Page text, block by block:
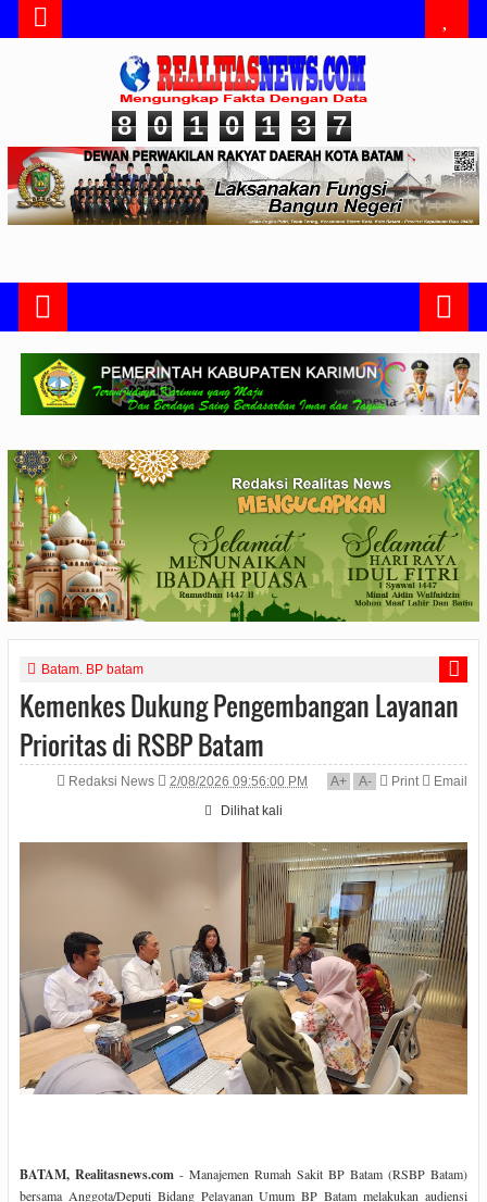
8 0 1 0 1 3 7
Batam. BP batam
Kemenkes Dukung Pengembangan Layanan
Prioritas di RSBP Batam
Redaksi News 2/08/2026 09:56:00 PM A+ A- Print
Email
Dilihat kali
BATAM, Realitasnews.com- Manajemen Rumah Sakit BP Batam (RSBP Batam)
bersama Anggota/Deputi Bidang Pelayanan Umum BP Batam melakukan audiensi